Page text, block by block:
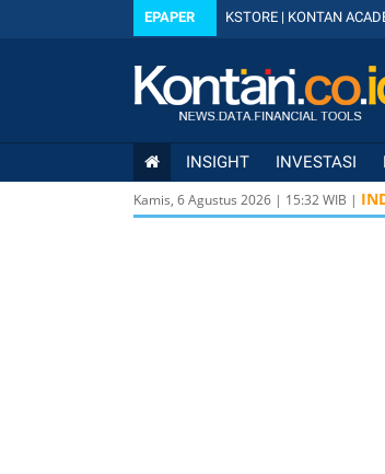
EPAPER KSTORE | KONTAN
INSIGHT INVESTASI
Kamis, 6 Agustus 2026 | 15:32WIB |